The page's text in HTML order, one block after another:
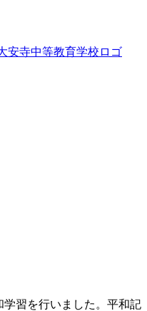
学習を行いました。平和記